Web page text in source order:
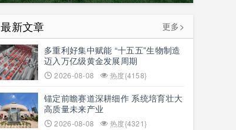
最新文章
更多>
多重利好集中赋能 “十五五”生物制造
迈入万亿级黄金发展周期
2026-08-08 热度{4158}
锚定前瞻赛道深耕细作 系统培育壮大
高质量未来产业
2026-08-08 热度{4321}